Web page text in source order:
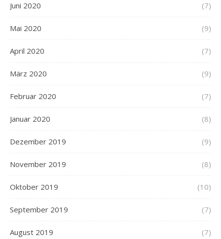
Juni 2020 (7)
Mai 2020 (9)
April 2020 (7)
März 2020 (9)
Februar 2020 (7)
Januar 2020 (8)
Dezember 2019 (9)
November 2019 (8)
Oktober 2019 (10)
September 2019 (7)
August 2019 (7)